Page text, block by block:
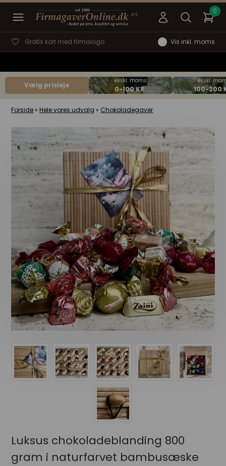
Gratis kort med firmalogo Vis inkl. moms
Vælg prisleje
Forside » Hele vores udvalg » Chokoladegaver
Luksus chokoladeblanding 800
gram i naturfarvet bambusæske